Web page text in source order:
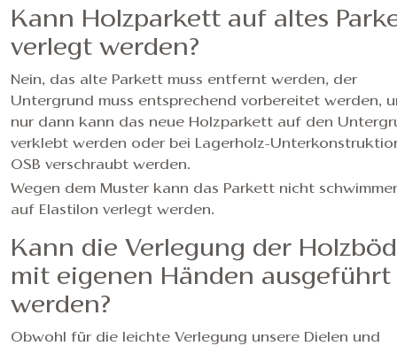
Kann Holzparkett auf altes
verlegt werden?
Nein, das alte Parkett muss entfernt werden, der
Untergrund muss entsprechend vorbereitet werden,
nur dann kann das neue Holzparkett auf den
verklebt werden oder bei Lagerholz-
OSB verschraubt werden.
Wegen dem Muster kann das Parkett nicht
auf Elastilon verlegt werden.
Kann die Verlegung der
mit eigenen Händen ausgeführt
werden?
Obwohl für die leichte Verlegung unsere Dielen und